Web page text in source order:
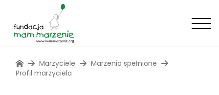
Marzyciele
Marzenia spełnione
Profil marzyciela